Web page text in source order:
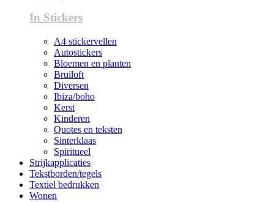
In Stickers
A4 stickervellen
Autostickers
Bloemen en planten
Bruiloft
Diversen
Ibiza/boho
Kerst
Kinderen
Quotes en teksten
Sinterklaas
Spiritueel
Strijkapplicaties
Tekstborden/tegels
Textiel bedrukken
Wonen